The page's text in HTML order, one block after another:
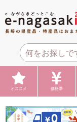
オススメ 価格帯